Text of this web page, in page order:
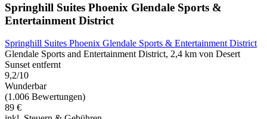
Springhill Suites Phoenix Glendale Sports &
Entertainment District
Springhill Suites Phoenix Glendale Sports & Entertainment District
Glendale Sports and Entertainment District, 2,4 km von Desert
Sunset entfernt
9,2/10
Wunderbar
(1.006 Bewertungen)
89 €